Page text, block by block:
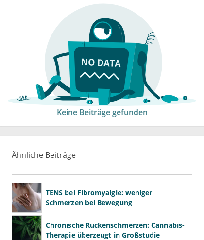
Keine Beiträge gefunden
Ähnliche Beiträge
TENS bei Fibromyalgie: weniger
Schmerzen bei Bewegung
Chronische Rückenschmerzen: Cannabis-
Therapie überzeugt in Großstudie